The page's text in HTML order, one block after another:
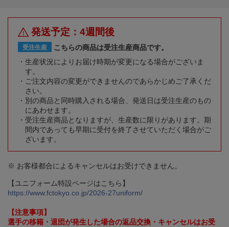
発送予定：4週間後
受注生産
こちらの商品は受注生産商品です。
生産状況によりお届け時期が変更になる場合がございま
す。
ご注文内容の変更ができませんのであらかじめご了承くだ
さい。
別の商品と同時購入される場合、発送日は受注生産のもの
にあわせます。
受注生産商品となりますが、生産数に限りがあります。期
間内であっても早期に受付を終了させていただく場合がご
ざいます。
※ お客様都合によるキャンセルはお受けできません。
【ユニフォーム特設ページはこちら】
https://www.fctokyo.co.jp/2026-27uniform/
【注意事項】
選手の移籍・退団が発生した場合の返品交換・キャンセルはお受